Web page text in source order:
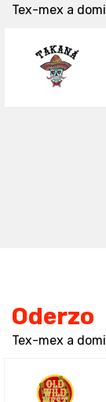
Tex-mex a
Oderzo
Tex-mex a